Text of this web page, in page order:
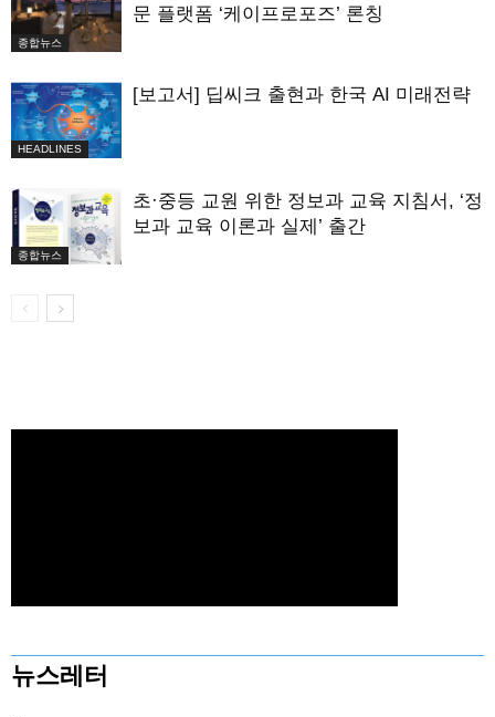
종합뉴스
문 플랫폼 ‘케이프로포즈’ 론칭
HEADLINES
[보고서] 딥씨크 출현과 한국 AI 미래전략
종합뉴스
초·중등 교원 위한 정보과 교육 지침서, ‘정
보과 교육 이론과 실제’ 출간
뉴스레터